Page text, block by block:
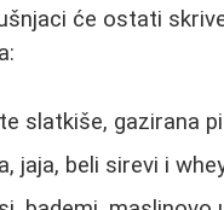
će ostati
slatkiše, gazirana
jaja, beli sirevi i